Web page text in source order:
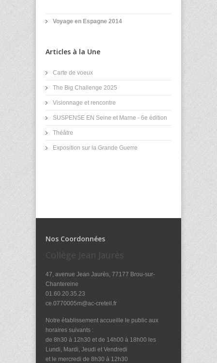
Voyage en Espagne 2014
Articles à la Une
Carte de voeux
The Big Challenge 2025
Visionnage et rencontre
SUSPENSE EN Seine et Marne - 6e édition
Théâtre
Exposition sur la Grande Guerre
Nos Coordonnées
Collège Jean Jaurès
47, avenue Jean Jaurès, 77177 Brou-sur-
Chantereine
01.60.20.35.23
ce.0770005m@ac-creteil.fr
Notre établissement accueille le public aux
horaires suivants :
de 8h30 à 12h30 et de 14h00 à 18h00 les
Lundi, Mardi, Jeudi et Vendredi
et le mercredi de 8h30 à 12h30